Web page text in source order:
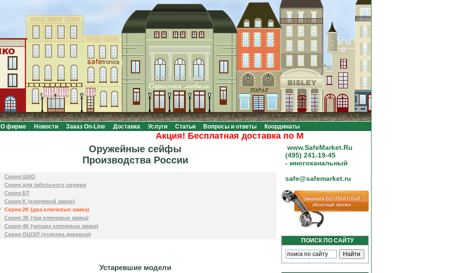
О фирме Новости Заказ On-Line Доставка Услуги Статьи Вопросы и ответы Координаты
Акция! Бесплатная доставка по Москве при покупке на сумму от 20000
Оружейные сейфы
Производства России
Серия ШХО
Серия для табельного оружия
Серия БТ
Серия K (ключевой замок)
Серия 2K (два ключевых замка)
Серия 3K (три ключевых замка)
Серия 4K (четыре ключевых замка)
Серия ОШЭЛ (отделка деревом)
Устаревшие модели
www.SafeMarket.Ru
(495) 241-19-45
- многоканальный
safe@safemarket.ru
ПОИСК ПО САЙТУ